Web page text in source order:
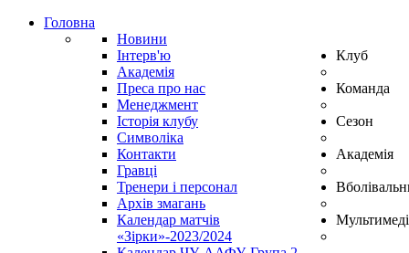
Головна
Новини
Інтерв'ю
Академія
Преса про нас
Клуб
Менеджмент
Історія клубу
Символіка
Контакти
Команда
Гравці
Тренери і персонал
Архів змагань
Сезон
Календар матчів
«Зірки»-2023/2024
Академія